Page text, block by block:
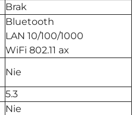
Brak
Bluetooth
LAN 10/100/1000
WiFi 802.11 ax
Nie
5.3
Nie